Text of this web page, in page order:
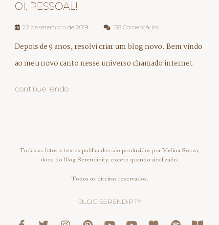
OI, PESSOAL!
22 de setembro de 2019 138 Comentários
Depois de 9 anos, resolvi criar um blog novo. Bem vindo
ao meu novo canto nesse universo chamado internet.
continue lendo
Todas as fotos e textos publicados são produzidos por Melina Souza,
dona do Blog Serendipity, exceto quando sinalizado.
Todos os direitos reservados.
BLOG SERENDIPTY